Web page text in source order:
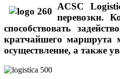
ACSC
перевозки.
способствовать
кратчайшего маршрута
осуществление, а также